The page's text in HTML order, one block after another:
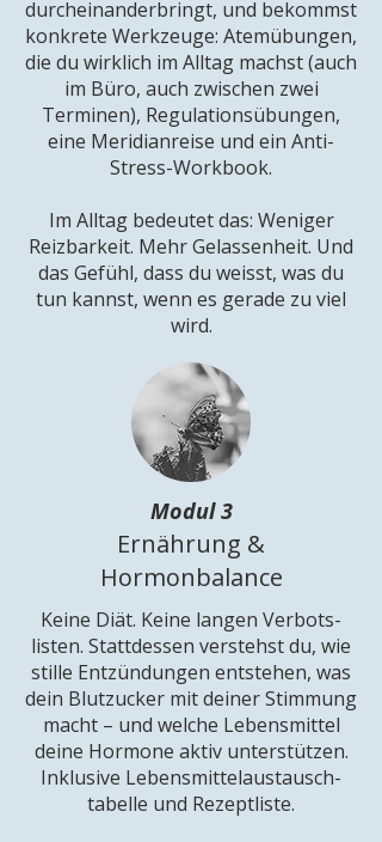
durcheinanderbringt, und bekommst
konkrete Werkzeuge: Atemübungen,
die du wirklich im Alltag machst (auch
im Büro, auch zwischen zwei
Terminen), Regulationsübungen,
eine Meridianreise und ein Anti-
Stress-Workbook.
Im Alltag bedeutet das: Weniger
Reizbarkeit. Mehr Gelassenheit. Und
das Gefühl, dass du weisst, was du
tun kannst, wenn es gerade zu viel
wird.
Modul 3
Ernährung &
Hormonbalance
Keine Diät. Keine langen Verbots-
listen. Stattdessen verstehst du, wie
stille Entzündungen entstehen, was
dein Blutzucker mit deiner Stimmung
macht – und welche Lebensmittel
deine Hormone aktiv unterstützen.
Inklusive Lebensmittelaustausch-
tabelle und Rezeptliste.